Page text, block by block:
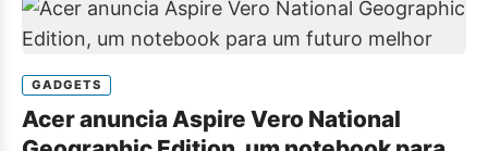
GADGETS
Acer anuncia Aspire Vero National